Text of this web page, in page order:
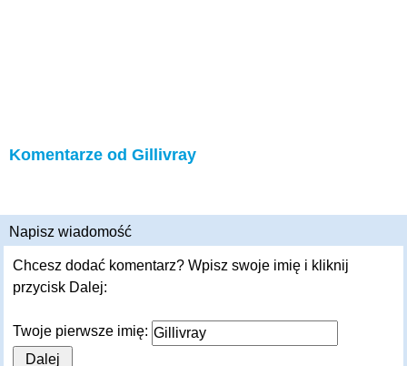
Komentarze od Gillivray
Napisz wiadomość
Chcesz dodać komentarz? Wpisz swoje imię i kliknij
przycisk Dalej:
Twoje pierwsze imię: